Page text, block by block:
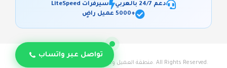
دعم 24/7 بالعربي
سيرفرات LiteSpeed
+5000 عميل راضٍ
© 2026 منطقة العميل وعربة التسوق - استضافة حياة. All Rights Reserved.
تواصل عبر واتساب